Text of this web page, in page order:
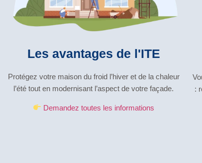
Les avantages de l'ITE
Protégez votre maison du froid l’hiver et de la chaleur
l’été tout en modernisant l’aspect de votre façade.
Demandez toutes les informations
: